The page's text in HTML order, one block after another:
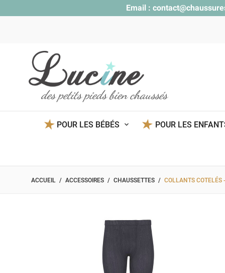
Email :
des petits pieds bien chaussés
POUR LES BÉBÉS POUR LES
ACCUEIL ACCESSOIRES CHAUSSETTES COLLANTS COTELÉS